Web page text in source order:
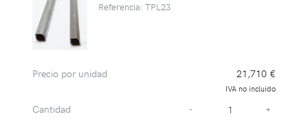
Referencia: TPL23
Precio por unidad 21,710 €
IVA no incluido
Cantidad - +